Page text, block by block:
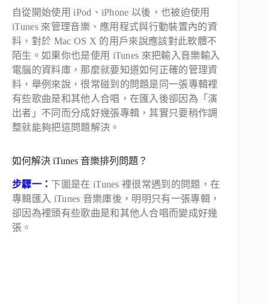
自從開始使用 iPod、iPhone 以後，也被迫使用
iTunes 來管理音樂、應用程式與行動裝置內的資
料，對於 Mac OS X 的用戶來說應該對此軟體不
陌生。如果你也是使用 iTunes 來把輸入音樂輸入
電腦的資料庫，那麼就要知道如何正確的管理資
料，舉例來說，很常碰到的問題是同一張專輯裡
有些歌曲是和其他人合唱，在匯入後卻因為「演
出者」不同而分成好幾張專輯，其實只要稍作調
整就能夠把這問題解決。
如何解決 iTunes 音樂排列問題？
步驟一： 下圖是在 iTunes 裡很常遇到的問題，在
專輯匯入 iTunes 音樂庫後，明明只有一張專輯，
卻因為裡頭有些歌曲是和其他人合唱而變成好幾
張。